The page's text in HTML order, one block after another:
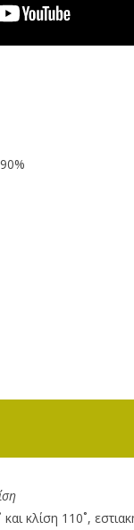
κλίση 110˚,